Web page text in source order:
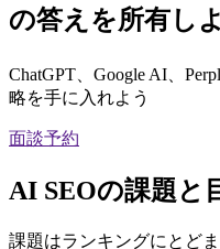
の答えを所有し
ChatGPT、Google AI、
略を手に入れよう
面談予約
AI SEOの課題と
課題はランキングにとど